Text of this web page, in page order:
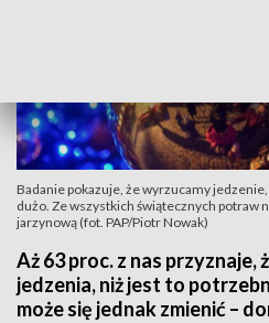
Badanie pokazuje, że wyrzucamy
dużo. Ze wszystkich świątecznych potraw
jarzynową (fot. PAP/Piotr Nowak)
Aż 63 proc. z nas przyznaje,
jedzenia, niż jest to
może się jednak zmienić –